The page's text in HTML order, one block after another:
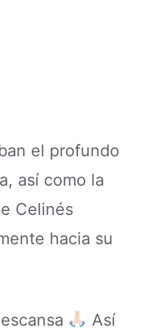
el profundo
así como la
Celinés
hacia su
Así